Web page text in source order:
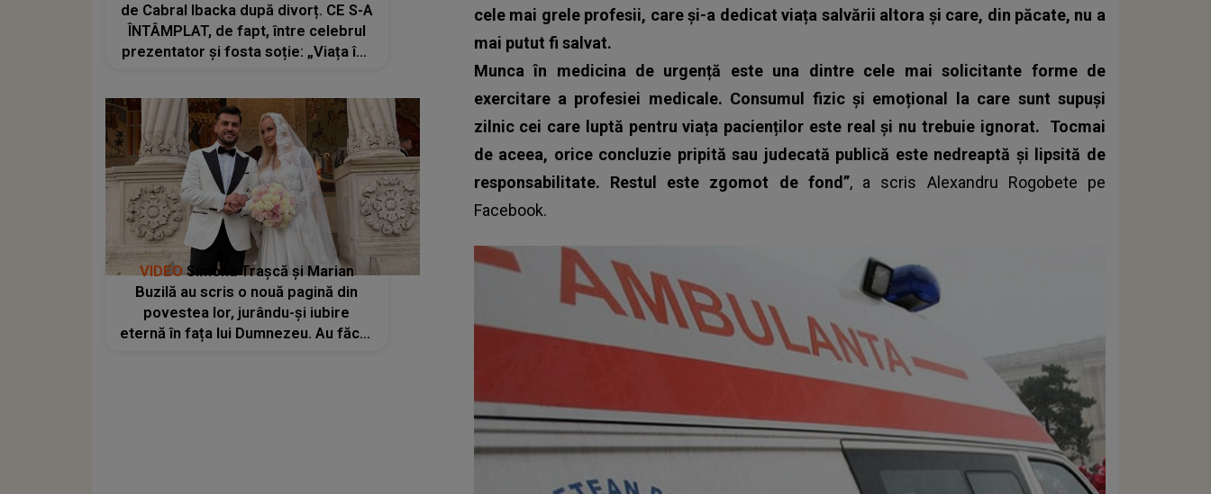
cele mai grele profesii, care și-a dedicat viața salvării altora și care, din păcate, nu a
mai putut fi salvat.
Munca în medicina de urgență este una dintre cele mai solicitante forme de
exercitare a profesiei medicale. Consumul fizic și emoțional la care sunt supuși
zilnic cei care luptă pentru viața pacienților este real și nu trebuie ignorat. Tocmai
de aceea, orice concluzie pripită sau judecată publică este nedreaptă şi lipsită de
responsabilitate. Restul este zgomot de fond”, a scris Alexandru Rogobete pe
Facebook.
de Cabral Ibacka după divorț. CE S-A
ÎNTÂMPLAT, de fapt, între celebrul
prezentator și fosta soție: „Viața îmi
VIDEO Simona Trașcă și Marian
Buzilă au scris o nouă pagină din
povestea lor, jurându-și iubire
eternă în fața lui Dumnezeu. Au făcut